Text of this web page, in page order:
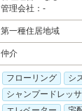
管理会社：-
第一種住居地域
仲介
フローリング
シ
シャンプードレッ